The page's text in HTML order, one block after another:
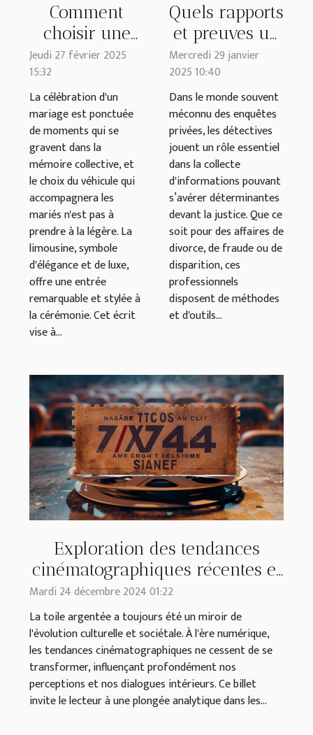
Comment
choisir une
limousine de
mariage pour
une
expérience
inoubliable ?
Jeudi 27 février 2025
15:32
La célébration d'un
mariage est ponctuée
de moments qui se
gravent dans la
mémoire collective, et
le choix du véhicule qui
accompagnera les
mariés n'est pas à
prendre à la légère. La
limousine, symbole
d'élégance et de luxe,
offre une entrée
remarquable et stylée à
la cérémonie. Cet écrit
vise à...
Quels rapports
et preuves un
détective privé
peut-il
fournir pour
la justice ?
Mercredi 29 janvier
2025 10:40
Dans le monde souvent
méconnu des enquêtes
privées, les détectives
jouent un rôle essentiel
dans la collecte
d'informations pouvant
s’avérer déterminantes
devant la justice. Que ce
soit pour des affaires de
divorce, de fraude ou de
disparition, ces
professionnels
disposent de méthodes
et d'outils...
Exploration des tendances
cinématographiques récentes et
leur impact culturel
Mardi 24 décembre 2024 01:22
La toile argentée a toujours été un miroir de
l'évolution culturelle et sociétale. À l'ère numérique,
les tendances cinématographiques ne cessent de se
transformer, influençant profondément nos
perceptions et nos dialogues intérieurs. Ce billet
invite le lecteur à une plongée analytique dans les...